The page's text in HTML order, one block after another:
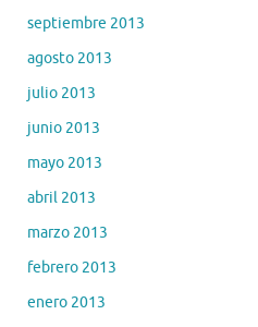
septiembre 2013
agosto 2013
julio 2013
junio 2013
mayo 2013
abril 2013
marzo 2013
febrero 2013
enero 2013